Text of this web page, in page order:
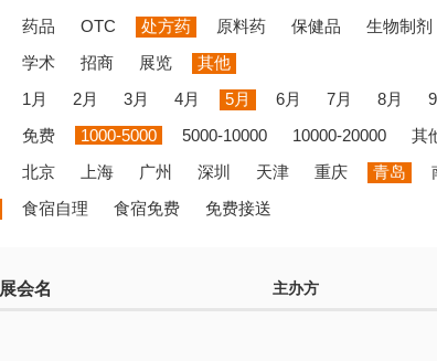
药品 OTC 处方药 原料药 保健品 生物制剂
学术 招商 展览
其他
1月 2月 3月 4月 5月 6月 7月 8月
免费 1000-5000 5000-10000 10000-20000
其
北京 上海 广州 深圳 天津 重庆 青岛
食宿自理 食宿免费 免费接送
展会名 主办方